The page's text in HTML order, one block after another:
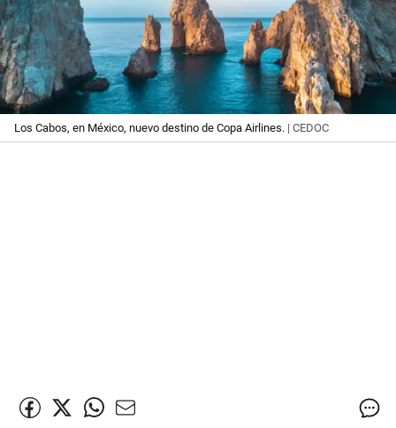
Los Cabos, en México, nuevo destino de Copa Airlines. | CEDOC